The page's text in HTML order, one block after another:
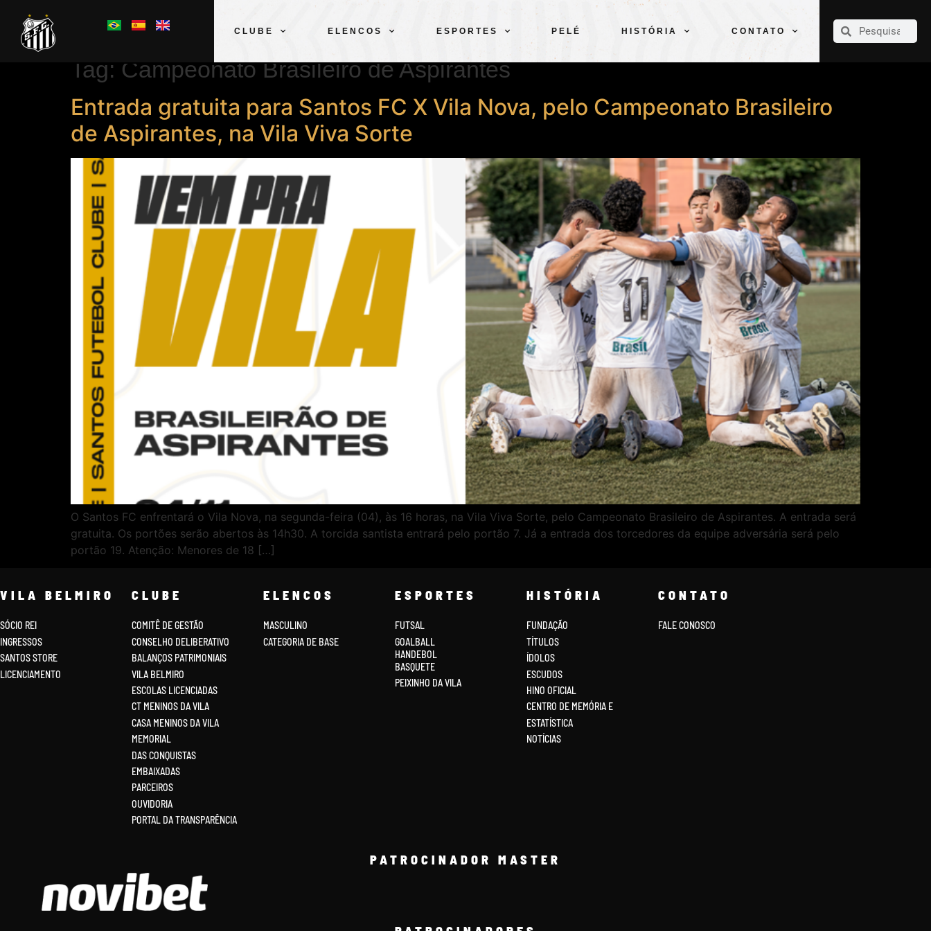
CLUBE ELENCOS ESPORTES PELÉ HISTÓRIA CONTATO
CLUBE
Tag: Campeonato Brasileiro de Aspirantes
Entrada gratuita para Santos FC X Vila Nova, pelo Campeonato Brasileiro
de Aspirantes, na Vila Viva Sorte
O Santos FC enfrentará o Vila Nova, na segunda-feira (04), às 16 horas, na Vila Viva Sorte, pelo Campeonato Brasileiro de Aspirantes. A entrada será
gratuita. Os portões serão abertos às 14h30. A torcida santista entrará pelo portão 7. Já a entrada dos torcedores da equipe adversária será pelo
portão 19. Atenção: Menores de 18 […]
VILA BELMIRO
SÓCIO REI
INGRESSOS
SANTOS STORE
LICENCIAMENTO
CLUBE
COMITÊ DE GESTÃO
CONSELHO DELIBERATIVO
BALANÇOS PATRIMONIAIS
VILA BELMIRO
ESCOLAS LICENCIADAS
CT MENINOS DA VILA
CASA MENINOS DA VILA
MEMORIAL
DAS CONQUISTAS
EMBAIXADAS
PARCEIROS
OUVIDORIA
PORTAL DA TRANSPARÊNCIA
ELENCOS
MASCULINO
CATEGORIA DE BASE
ESPORTES
FUTSAL
GOALBALL
HANDEBOL
BASQUETE
PEIXINHO DA VILA
HISTÓRIA
FUNDAÇÃO
TÍTULOS
ÍDOLOS
ESCUDOS
HINO OFICIAL
CENTRO DE MEMÓRIA E
ESTATÍSTICA
NOTÍCIAS
CONTATO
FALE CONOSCO
PATROCINADOR MASTER